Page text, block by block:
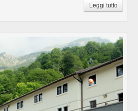
Leggi tutto